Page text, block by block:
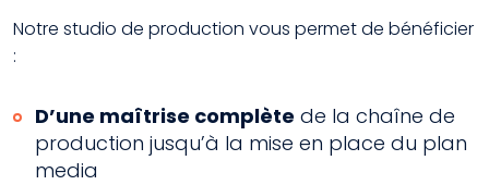
Notre studio de production vous permet de bénéficier
:
D’une maîtrise complète de la chaîne de
production jusqu’à la mise en place du plan
media